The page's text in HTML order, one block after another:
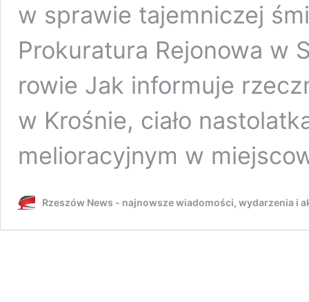
w sprawie tajemniczej
Prokuratura Rejonowa w
rowie Jak informuje
w Krośnie, ciało
melioracyjnym w
Rzeszów News - najnowsze wiadomości, wydarzenia i